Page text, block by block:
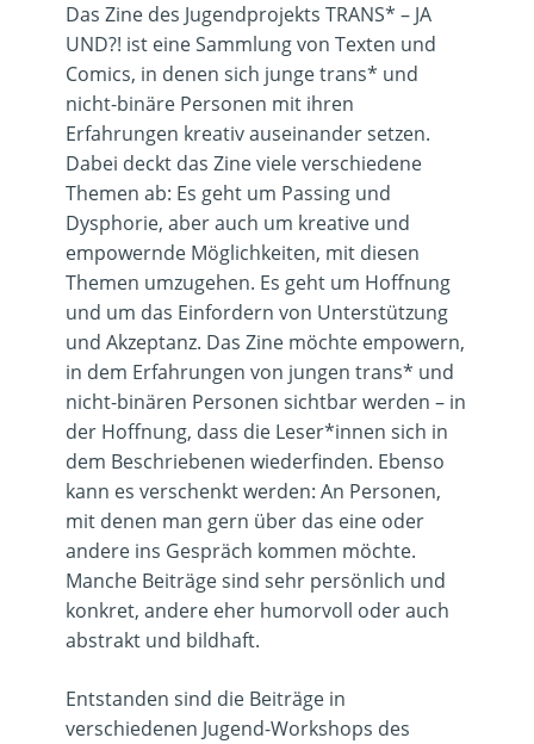
Das Zine des Jugendprojekts TRANS* – JA
UND?! ist eine Sammlung von Texten und
Comics, in denen sich junge trans* und
nicht-binäre Personen mit ihren
Erfahrungen kreativ auseinander setzen.
Dabei deckt das Zine viele verschiedene
Themen ab: Es geht um Passing und
Dysphorie, aber auch um kreative und
empowernde Möglichkeiten, mit diesen
Themen umzugehen. Es geht um Hoffnung
und um das Einfordern von Unterstützung
und Akzeptanz. Das Zine möchte empowern,
in dem Erfahrungen von jungen trans* und
nicht-binären Personen sichtbar werden – in
der Hoffnung, dass die Leser*innen sich in
dem Beschriebenen wiederfinden. Ebenso
kann es verschenkt werden: An Personen,
mit denen man gern über das eine oder
andere ins Gespräch kommen möchte.
Manche Beiträge sind sehr persönlich und
konkret, andere eher humorvoll oder auch
abstrakt und bildhaft.
Entstanden sind die Beiträge in
verschiedenen Jugend-Workshops des